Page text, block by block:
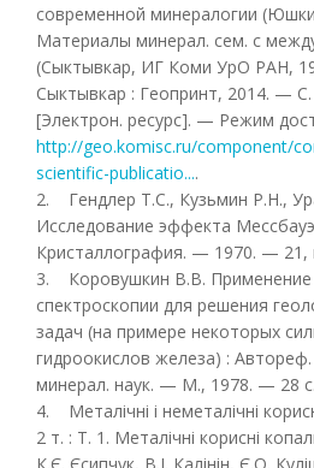
современной минералогии
Материалы минерал. сем. с
(Сыктывкар, ИГ Коми УрО РАН,
Сыктывкар : Геопринт, 2014. —
[Электрон. ресурс]. — Режим
http://geo.komisc.ru/component/
scientific-publicatio....
2. Гендлер Т.С., Кузьмин Р.Н.,
Исследование эффекта
Кристаллография. — 1970. —
3. Коровушкин В.В. Применение
спектроскопии для решения
задач (на примере некоторых
гидроокислов железа) :
минерал. наук. — М., 1978. — 28 с.
4. Металічні і неметалічні
2 т. : Т. 1. Металічні корисні